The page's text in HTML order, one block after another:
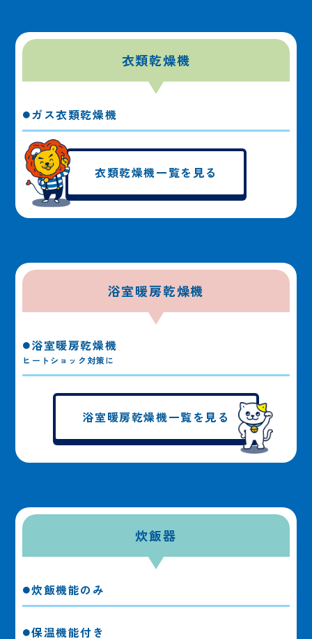
衣類乾燥機
ガス衣類乾燥機
衣類乾燥機一覧を見る
浴室暖房乾燥機
浴室暖房乾燥機
ヒートショック対策に
浴室暖房乾燥機一覧を見る
炊飯器
炊飯機能のみ
保温機能付き